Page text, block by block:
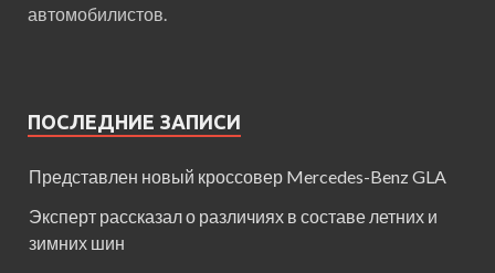
автомобилистов.
ПОСЛЕДНИЕ ЗАПИСИ
Представлен новый кроссовер Mercedes-Benz GLA
Эксперт рассказал о различиях в составе летних и
зимних шин